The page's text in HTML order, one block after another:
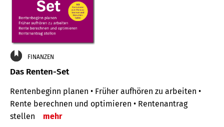
FINANZEN
Das Renten-Set
Rentenbeginn planen • Früher aufhören zu arbeiten •
Rente berechnen und optimieren • Rentenantrag
stellen
mehr